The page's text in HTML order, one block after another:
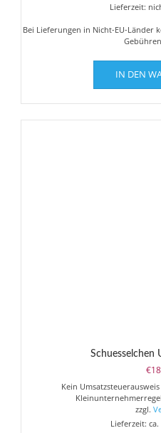
Lieferzeit:
Bei Lieferungen in Nicht-EU-Länder
IN DEN
Schuesselchen
€
Kein
zzgl.
Lieferzeit: